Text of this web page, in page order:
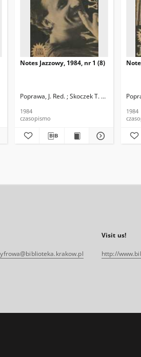
Notes Jazzowy, 1984, nr 1 (8)
Poprawa, J. Red. ; Skoczek T. Red.
1984
czasopismo
1984
Visit us!
http://